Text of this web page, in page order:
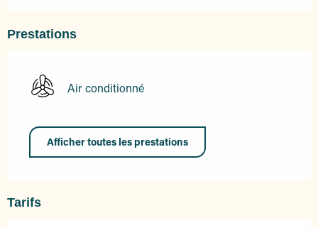
Prestations
Air conditionné
Afficher toutes les prestations
Tarifs